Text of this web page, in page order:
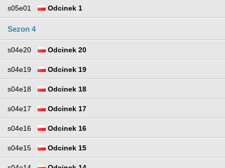
s05e01 Odcinek 1
Sezon 4
s04e20 Odcinek 20
s04e19 Odcinek 19
s04e18 Odcinek 18
s04e17 Odcinek 17
s04e16 Odcinek 16
s04e15 Odcinek 15